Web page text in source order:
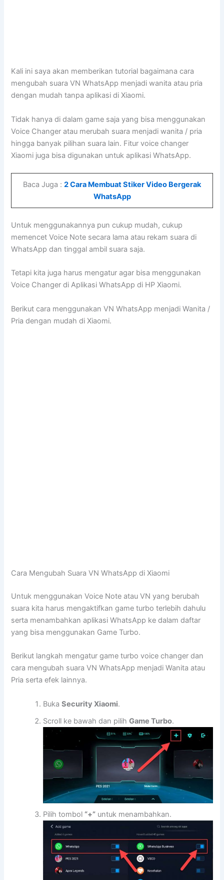
Kali ini saya akan memberikan tutorial bagaimana cara
mengubah suara VN WhatsApp menjadi wanita atau pria
dengan mudah tanpa aplikasi di Xiaomi.
Tidak hanya di dalam game saja yang bisa menggunakan
Voice Changer atau merubah suara menjadi wanita / pria
hingga banyak pilihan suara lain. Fitur voice changer
Xiaomi juga bisa digunakan untuk aplikasi WhatsApp.
Baca Juga : 2 Cara Membuat Stiker Video Bergerak
WhatsApp
Untuk menggunakannya pun cukup mudah, cukup
memencet Voice Note secara lama atau rekam suara di
WhatsApp dan tinggal ambil suara saja.
Tetapi kita juga harus mengatur agar bisa menggunakan
Voice Changer di Aplikasi WhatsApp di HP Xiaomi.
Berikut cara menggunakan VN WhatsApp menjadi Wanita /
Pria dengan mudah di Xiaomi.
Cara Mengubah Suara VN WhatsApp di Xiaomi
Untuk menggunakan Voice Note atau VN yang berubah
suara kita harus mengaktifkan game turbo terlebih dahulu
serta menambahkan aplikasi WhatsApp ke dalam daftar
yang bisa menggunakan Game Turbo.
Berikut langkah mengatur game turbo voice changer dan
cara mengubah suara VN WhatsApp menjadi Wanita atau
Pria serta efek lainnya.
BukaSecurity Xiaomi.
Scroll ke bawah dan pilihGame Turbo.
Pilih tombol “+” untuk menambahkan.